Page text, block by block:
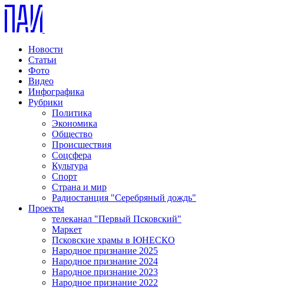
Новости
Статьи
Фото
Видео
Инфографика
Рубрики
Политика
Экономика
Общество
Происшествия
Соцсфера
Культура
Спорт
Страна и мир
Радиостанция "Серебряный дождь"
Проекты
телеканал "Первый Псковский"
Маркет
Псковские храмы в ЮНЕСКО
Народное признание 2025
Народное признание 2024
Народное признание 2023
Народное признание 2022